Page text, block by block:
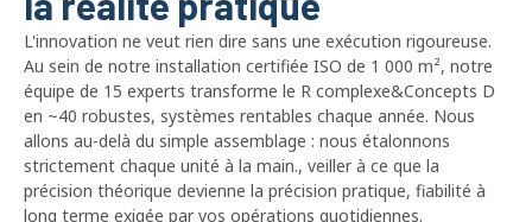
L'innovation ne veut rien dire sans une exécution rigoureuse.
Au sein de notre installation certifiée ISO de 1 000 m², notre
équipe de 15 experts transforme le R complexe&Concepts D
en ~40 robustes, systèmes rentables chaque année. Nous
allons au-delà du simple assemblage : nous étalonnons
strictement chaque unité à la main., veiller à ce que la
précision théorique devienne la précision pratique, fiabilité à
long terme exigée par vos opérations quotidiennes.